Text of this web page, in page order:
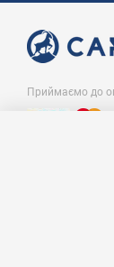
Приймаємо до
© Інтернет